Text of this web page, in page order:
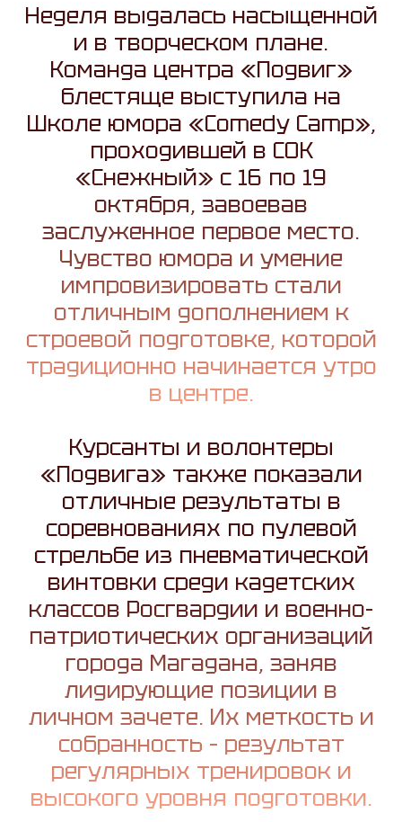
Неделя выдалась насыщенной
и в творческом плане.
Команда центра «Подвиг»
блестяще выступила на
Школе юмора «Comedy Camp»,
проходившей в СОК
«Снежный» с 16 по 19
октября, завоевав
заслуженное первое место.
Чувство юмора и умение
импровизировать стали
отличным дополнением к
строевой подготовке, которой
традиционно начинается утро
в центре.
Курсанты и волонтеры
«Подвига» также показали
отличные результаты в
соревнованиях по пулевой
стрельбе из пневматической
винтовки среди кадетских
классов Росгвардии и военно-
патриотических организаций
города Магадана, заняв
лидирующие позиции в
личном зачете. Их меткость и
собранность – результат
регулярных тренировок и
высокого уровня подготовки.